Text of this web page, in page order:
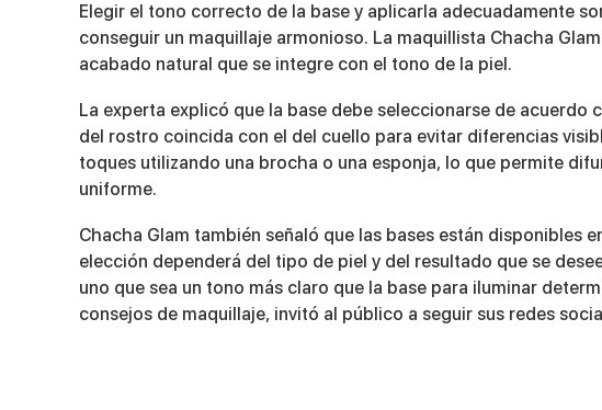
3
minutes,
40
secondsVolume
Elegir el tono correcto de la base y aplicarla adecuadamente
conseguir un maquillaje armonioso. La maquillista Chacha
acabado natural que se integre con el tono de la piel.
La experta explicó que la base debe seleccionarse de
del rostro coincida con el del cuello para evitar diferencias
toques utilizando una brocha o una esponja, lo que permite
uniforme.
Chacha Glam también señaló que las bases están disponibles
elección dependerá del tipo de piel y del resultado que se
uno que sea un tono más claro que la base para iluminar
consejos de maquillaje, invitó al público a seguir sus redes